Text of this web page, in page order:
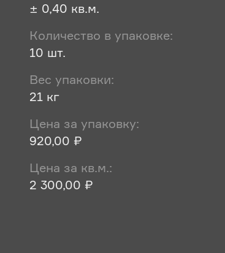
± 0,40 кв.м.
Количество в упаковке:
10 шт.
Вес упаковки:
21 кг
Цена за упаковку:
920,00 ₽
Цена за кв.м.:
2 300,00 ₽